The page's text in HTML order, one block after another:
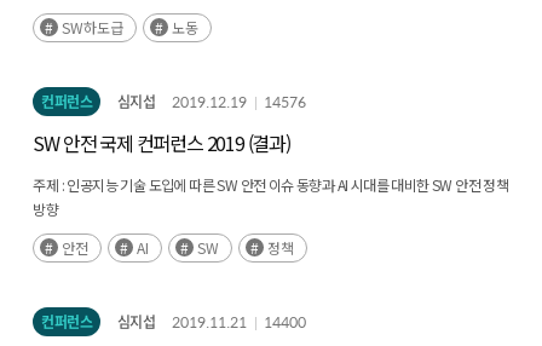
실시하고, 민간 기업은 인센티브 제도를 도입하는 등 노력을 기울이고 있다. (후략)
SW하도급 노동
컨퍼런스 심지섭 2019.12.19 14576
SW 안전 국제 컨퍼런스 2019 (결과)
주제 :인공지능 기술 도입에 따른 SW 안전 이슈 동향과 AI 시대를 대비한 SW 안전 정책
방향
일시 :2019년 12월 5일(목)
장소 :COEX(삼성동) 그랜드볼룸 102호
안전 AI SW 정책
컨퍼런스 심지섭 2019.11.21 14400